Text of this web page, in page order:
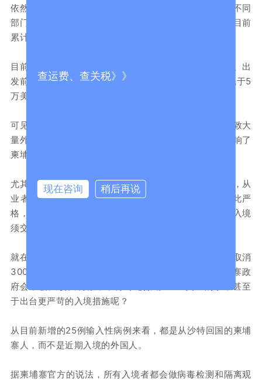
依然没有出台取消入境押金的正式法令，似乎政府内部不同
部门之间对取消入境押金还有很大争议，据消息人士称目前
累计已收到900万美金的预存款了。
目前柬埔寨对从机场入境的外国人有三个强制性要求：1、出
发前72小时内未感染新冠病毒的检测证明；2、保额不低于5
万美金的保单；3、入境时须交纳3000美金押金。
可见现时柬埔寨的入境门槛对外国人来说是很高的，导致大
量外国人特别是中国投资者对柬埔寨望而却步，极大影响了
柬埔寨的经济发展，对主管经济部门造成很大压力。
尤其是柬埔寨旅游业，在疫情打击下已经几乎完全停滞，从
业者苦不堪言。现在入境门槛又这么高，入境政策如此严
格，旅游业者完全支撑不下去了，纷纷呼吁取消外国人入境
须交纳3000美金押金的限制性措施。
就在这种情况下，柬埔寨撤侨航班连爆确诊病例，这让取消
3000美金入境押金的计划不得不打上一个问号？柬埔寨政
府会不会又改弦易辙，不再讨论撤销3000美金的事，甚至
于出台更严苛的入境措施呢？
从目前新增的25例输入性病例来看，都是从沙特回国的柬埔
寨人，而不是近期入境的外国人。
据柬埔寨官方的说法，所有入境者都会做病毒检测和隔离观
查运费、查关税》》
现在咨询 稍后再说